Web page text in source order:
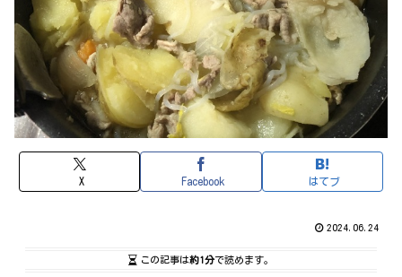
X Facebook はてブ
2024.06.24
この記事は約1分で読めます。